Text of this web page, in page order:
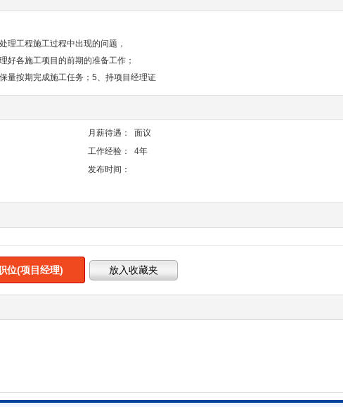
理工程施工过程中出现的问题，
好各施工项目的前期的准备工作；
量按期完成施工任务；5、持项目经理证
月薪待遇：
面议
工作经验：
4年
发布时间：
位(项目经理)